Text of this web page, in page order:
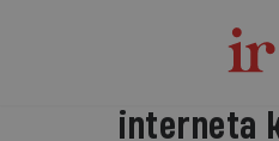
interneta